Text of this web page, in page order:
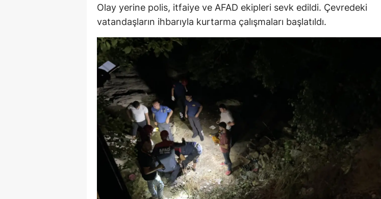
Ordu
Rize
Samsun
Sinop
Sivas
Tekirdağ
Tokat
Trabzon
Olay yerine polis, itfaiye ve AFAD ekipleri sevk edildi. Çevredeki
vatandaşların ihbarıyla kurtarma çalışmaları başlatıldı.